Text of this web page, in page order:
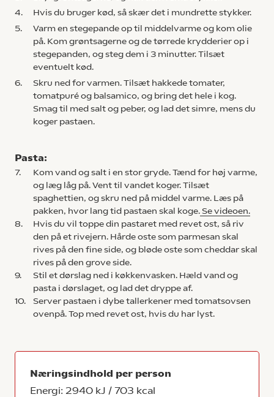
4.
Hvis du bruger kød, så skær det i mundrette stykker.
5.
Varm en stegepande op til middelvarme og kom olie
på. Kom grøntsagerne og de tørrede krydderier op i
stegepanden, og steg dem i 3 minutter. Tilsæt
eventuelt kød.
6.
Skru ned for varmen. Tilsæt hakkede tomater,
tomatpuré og balsamico, og bring det hele i kog.
Smag til med salt og peber, og lad det simre, mens du
koger pastaen.
Pasta:
7.
Kom vand og salt i en stor gryde. Tænd for høj varme,
og læg låg på. Vent til vandet koger. Tilsæt
spaghettien, og skru ned på middel varme. Læs på
pakken, hvor lang tid pastaen skal koge. Se videoen.
8.
Hvis du vil toppe din pastaret med revet ost, så riv
den på et rivejern. Hårde oste som parmesan skal
rives på den fine side, og bløde oste som cheddar skal
rives på den grove side.
9.
Stil et dørslag ned i køkkenvasken. Hæld vand og
pasta i dørslaget, og lad det dryppe af.
10.
Server pastaen i dybe tallerkener med tomatsovsen
ovenpå. Top med revet ost, hvis du har lyst.
Næringsindhold per person
Energi: 2940 kJ / 703 kcal